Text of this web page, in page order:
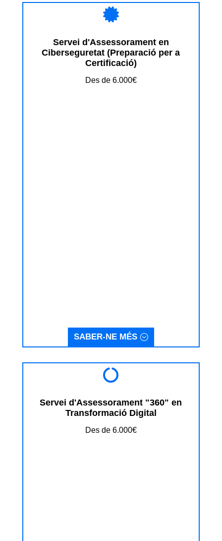

Servei d'Assessorament en
Ciberseguretat (Preparació per a
Certificació)
Des de 6.000€
SABER-NE MÉS

Servei d'Assessorament "360" en
Transformació Digital
Des de 6.000€